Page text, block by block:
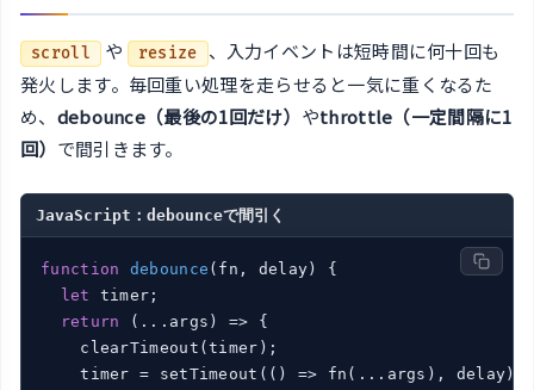
scroll や resize 、入力イベントは短時間に何十回も
発火します。毎回重い処理を走らせると一気に重くなるた
め、 debounce（最後の1回だけ） やthrottle（一定間隔に1
回） で間引きます。
JavaScript：debounceで間引く
function debounce ( fn, delay ) {
let
timer;
return
( ...args ) => {
    clearTimeout(timer);
    timer = setTimeout(
() => fn(...args), delay);